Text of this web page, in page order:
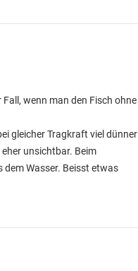
wenn man den Fisch ohne
gleicher Tragkraft viel dünner
unsichtbar. Beim
dem Wasser. Beisst etwas